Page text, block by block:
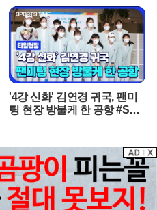
스마트 스피커 시장에 새로운 기
법적 갈등이 변수로 남아있지
기술력이 결합한 결과물에 전 세
. 하드웨어 개발 조직을 강화한 오
운 생존 전략을 보여주는 사례가
'4강 신화' 김연경 귀국, 팬미
팅 현장 방불케 한 공항 #SPO